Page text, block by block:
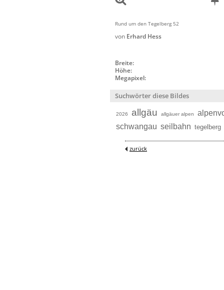
Rund um den Tegelberg 52
von Erhard Hess
Breite:
Höhe:
Megapixel:
Suchwörter diese Bildes
2026 allgäu allgäuer alpen
schwangau seilbahn tegelberg
zurück